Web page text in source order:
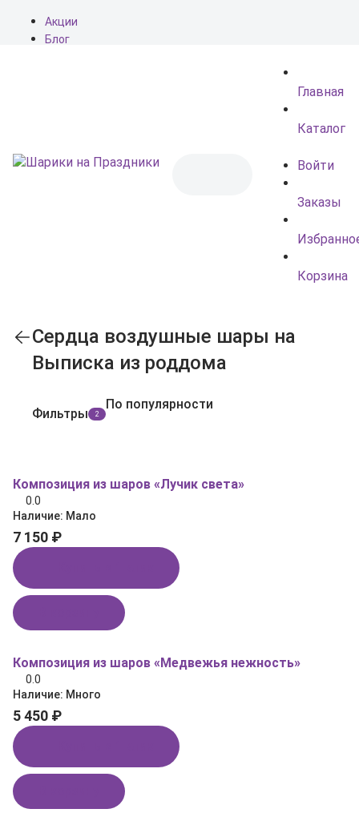
Акции
Блог
Главная
Каталог
Войти
Заказы
Корзина
Сердца воздушные шары на
Выписка из роддома
Фильтры 2
По популярности
Композиция из шаров «Лучик света»
0.0
Наличие: Мало
7 150 ₽
Композиция из шаров «Медвежья нежность»
0.0
Наличие: Много
5 450 ₽